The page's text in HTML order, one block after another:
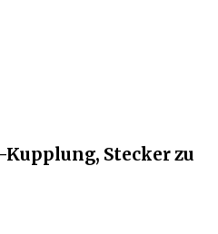
Kupplung, Stecker zu